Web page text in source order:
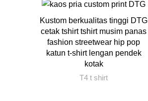
Kustom berkualitas tinggi DTG
cetak tshirt tshirt musim panas
fashion streetwear hip pop
katun t-shirt lengan pendek
kotak
T4 t shirt